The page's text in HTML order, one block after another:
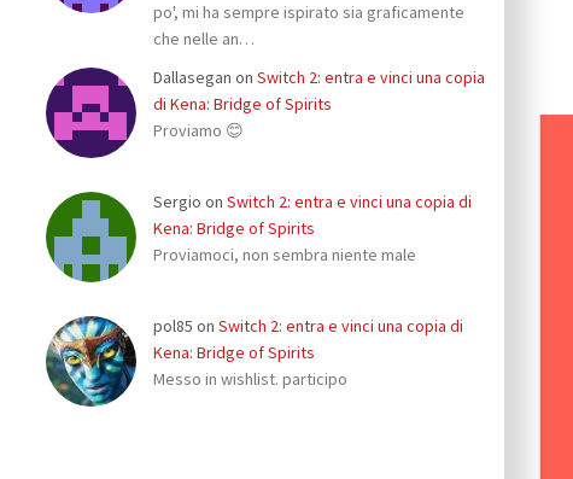
po', mi ha sempre ispirato sia graficamente
che nelle an…
Dallasegan on Switch 2: entra e vinci una copia
di Kena: Bridge of Spirits
Proviamo 😊
Sergio on Switch 2: entra e vinci una copia di
Kena: Bridge of Spirits
Proviamoci, non sembra niente male
pol85 on Switch 2: entra e vinci una copia di
Kena: Bridge of Spirits
Messo in wishlist. participo